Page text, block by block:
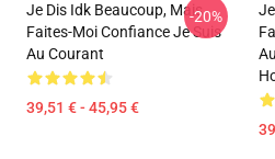
Je Dis Idk Beaucoup, Mais
Faites-Moi Confiance Je Suis
Au Courant
39,51 € - 45,95 €
-20%